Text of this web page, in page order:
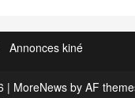
Annonces kiné
| MoreNewsby AF